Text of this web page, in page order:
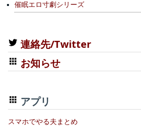
催眠エロ寸劇シリーズ
連絡先/Twitter
お知らせ
アプリ
スマホでやる夫まとめ